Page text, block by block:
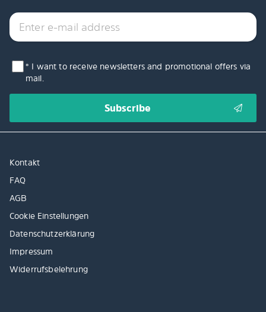
* I want to receive newsletters and promotional offers via
mail.
Kontakt
FAQ
AGB
Cookie Einstellungen
Datenschutzerklärung
Impressum
Widerrufsbelehrung